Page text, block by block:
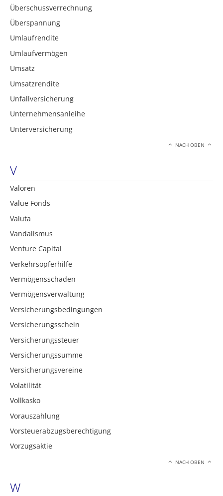
Überschussverrechnung
Überspannung
Umlaufrendite
Umlaufvermögen
Umsatz
Umsatzrendite
Unfallversicherung
Unternehmensanleihe
Unterversicherung
NACH OBEN
V
Valoren
Value Fonds
Valuta
Vandalismus
Venture Capital
Verkehrsopferhilfe
Vermögensschaden
Vermögensverwaltung
Versicherungsbedingungen
Versicherungsschein
Versicherungssteuer
Versicherungssumme
Versicherungsvereine
Volatilität
Vollkasko
Vorauszahlung
Vorsteuerabzugsberechtigung
Vorzugsaktie
NACH OBEN
W